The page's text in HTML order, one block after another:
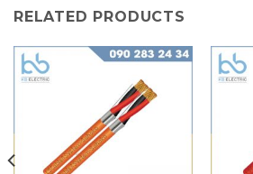
RELATED PRODUCTS